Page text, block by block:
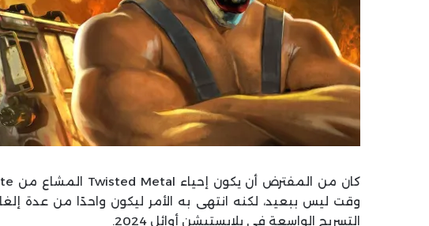
وقت ليس ببعيد، لكنه انتهى به الأمر ليكون واحدًا من عدة
التسريح الواسعة في بلايستيشن أوائل 2024.